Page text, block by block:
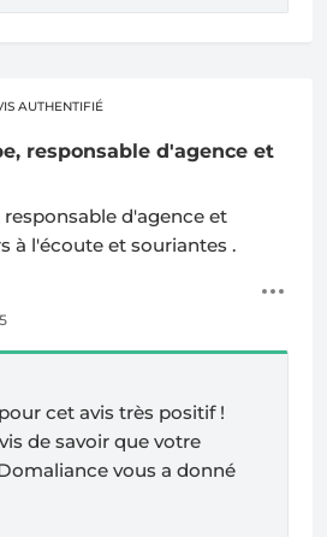
AUTHENTIFIÉ
responsable d'agence et
d'agence et
à l'écoute et souriantes .
cet avis très positif !
de savoir que votre
vous a donné